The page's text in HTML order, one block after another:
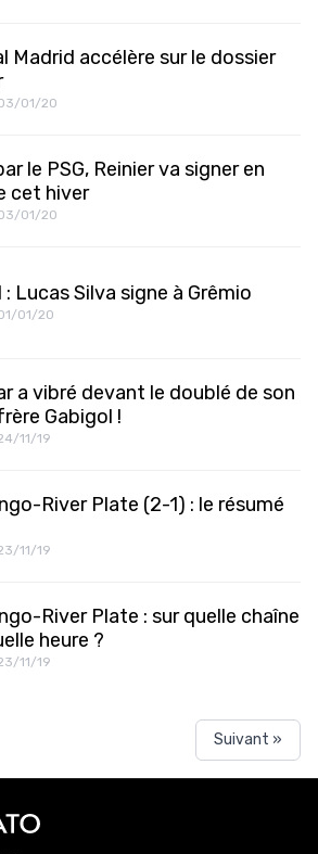
Madrid accélère sur le dossier
01/20
le PSG, Reinier va signer en
cet hiver
01/20
: Lucas Silva signe à Grêmio
01/20
a vibré devant le doublé de son
Gabigol !
11/19
River Plate (2-1) : le résumé
11/19
River Plate : sur quelle chaîne
heure ?
11/19
Suivant »